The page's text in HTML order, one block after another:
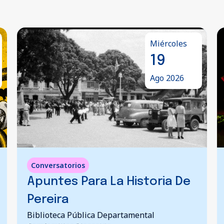
Viernes
21
Ago 2026
Danza,Teatro
Memoria Paisa | Jornadas
Escolares Complementarias
Teatro José Jorge López